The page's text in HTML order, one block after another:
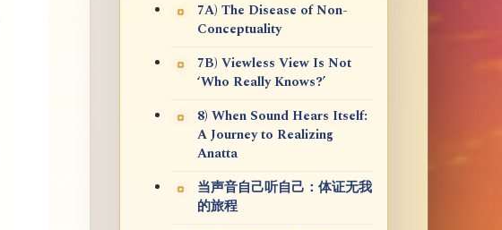
7A) The Disease of Non-
Conceptuality
7B) Viewless View Is Not
‘Who Really Knows?’
8) When Sound Hears Itself:
A Journey to Realizing
Anatta
当声音自己听自己：体证无我
的旅程